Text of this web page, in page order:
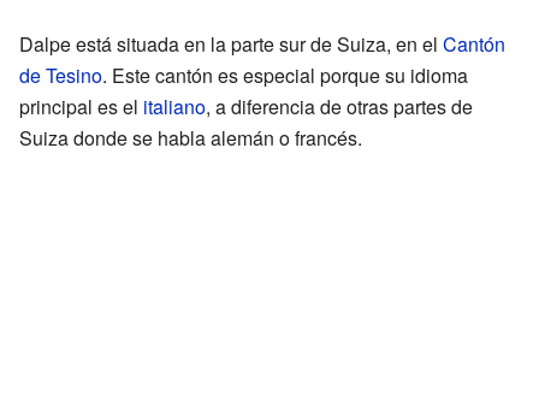
Dalpe está situada en la parte sur de Suiza, en el Cantón
de Tesino. Este cantón es especial porque su idioma
principal es el italiano, a diferencia de otras partes de
Suiza donde se habla alemán o francés.